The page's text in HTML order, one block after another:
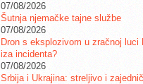
07/08/2026
Šutnja njemačke tajne službe
07/08/2026
Dron s eksplozivom u zračnoj luci
iza incidenta?
07/08/2026
Srbija i Ukrajina: streljivo i